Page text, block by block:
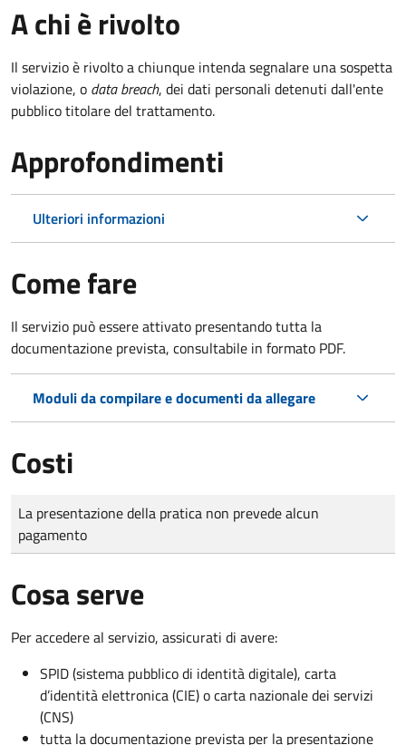
A chi è rivolto
Il servizio è rivolto a chiunque intenda segnalare una sospetta
violazione, o data breach, dei dati personali detenuti dall'ente
pubblico titolare del trattamento.
Approfondimenti
Ulteriori informazioni
Come fare
Il servizio può essere attivato presentando tutta la
documentazione prevista, consultabile in formato PDF.
Moduli da compilare e documenti da allegare
Costi
Tipo di pagamento
Importo
La presentazione della pratica non prevede alcun
pagamento
Cosa serve
Per accedere al servizio, assicurati di avere:
SPID (sistema pubblico di identità digitale), carta
d’identità elettronica (CIE) o carta nazionale dei servizi
(CNS)
tutta la documentazione prevista per la presentazione